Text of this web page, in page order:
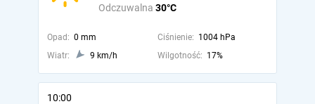
Odczuwalna 30°C
Opad: 0 mm Ciśnienie: 1004 hPa
Wiatr:
9 km/h Wilgotność: 17%
10:00